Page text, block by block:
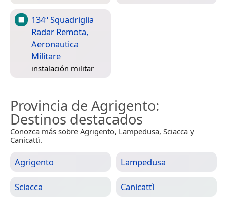
134ª Squadriglia
Radar Remota,
Aeronautica
Militare
instalación militar
Provincia de Agrigento:
Destinos destacados
Conozca más sobre Agrigento, Lampedusa, Sciacca y
Canicattì.
Agrigento Lampedusa
Sciacca Canicattì